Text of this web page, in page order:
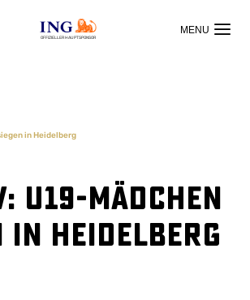
OFFIZIELLER HAUPTSPONSOR
in Heidelberg
U19-Mädchen
in Heidelberg